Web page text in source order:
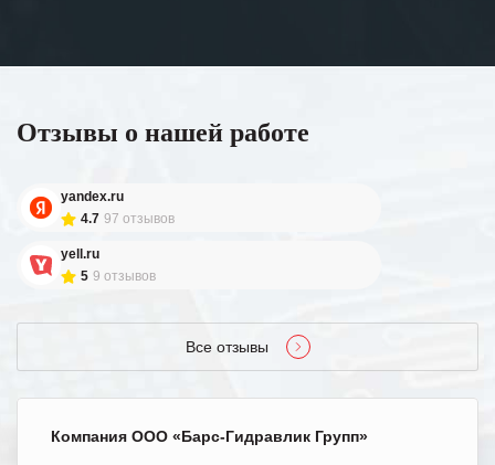
Отзывы о нашей работе
yandex.ru
4.7 97 отзывов
yell.ru
5 9 отзывов
Все отзывы
Компания ООО «Барс-Гидравлик Групп»